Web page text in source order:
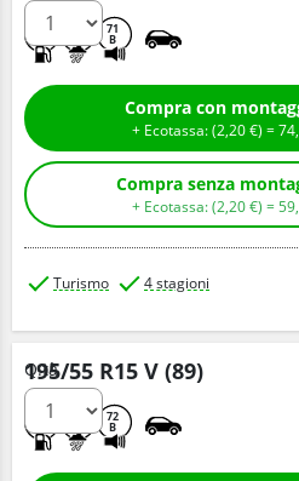
71
B
+ Ecotassa: (2,20€ ) =74,
+ Ecotassa: (2,20€ ) =59,
Turismo 4 stagioni
195/55 R15 V (89)
72
B
Q.tà